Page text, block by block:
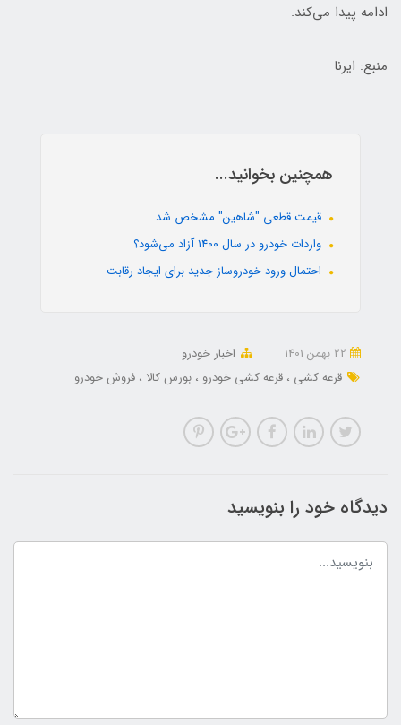
ادامه پیدا می‌کند.
منبع: ایرنا
همچنین بخوانید...
قیمت قطعی "شاهین" مشخص شد
واردات خودرو در سال ۱۴۰۰ آزاد می‌شود؟
احتمال ورود خودروساز جدید برای ایجاد رقابت
اخبار خودرو
قرعه کشی
قرعه کشی خودرو بورس کالا فروش خودرو
دیدگاه خود را بنویسید